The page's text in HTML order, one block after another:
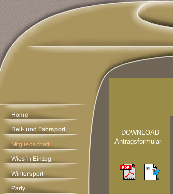
DOWNLOAD
Antragsformular